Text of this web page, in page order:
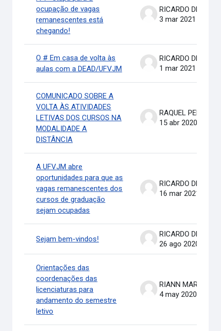
ocupação de vagas
remanescentes está
chegando!
3 mar 2021
O # Em casa de volta às
aulas com a DEAD/UFVJM
1 mar 2021
COMUNICADO SOBRE A
VOLTA ÀS ATIVIDADES
LETIVAS DOS CURSOS NA
MODALIDADE A
DISTÂNCIA
15 abr 2020
A UFVJM abre
oportunidades para que as
vagas remanescentes dos
cursos de graduação
sejam ocupadas
16 mar 2021
Sejam bem-vindos!
26 ago 2020
Orientações das
coordenações das
licenciaturas para
andamento do semestre
letivo
4 may 2020